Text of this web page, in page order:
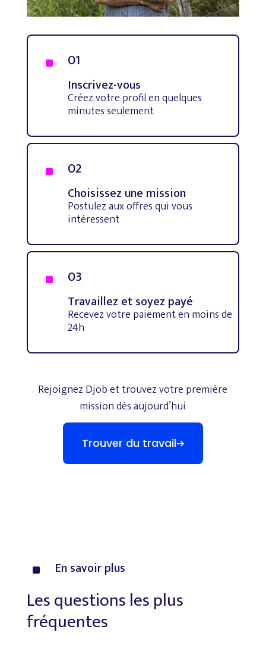
^ 01
Inscrivez-vous
Créez votre profil en quelques
minutes seulement
^ 02
Choisissez une mission
Postulez aux offres qui vous
intéressent
^ 03
Travaillez et soyez payé
Recevez votre paiement en moins de
24h
Rejoignez Djobettrouvezvotre première
missiondèsaujourd’hui
Trouver du travail
^ Ensavoirplus
Lesquestionslesplus
fréquentes